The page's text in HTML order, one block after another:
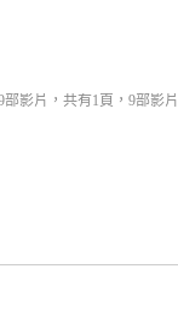
部影片，共有1頁，9部影片